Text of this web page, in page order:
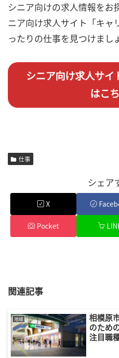
シニア向けの求人情報をお
ニア向け求人サイト「キャ
ったりの仕事を見つけまし
シニア向け求人サイ
はこ
仕事
シェア
X
Pocket
関連記事
地域
相模原
のため
注目職